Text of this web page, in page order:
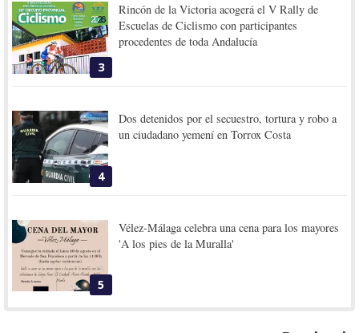
3
Rincón de la Victoria acogerá el V Rally de
Escuelas de Ciclismo con participantes
procedentes de toda Andalucía
4
Dos detenidos por el secuestro, tortura y robo a
un ciudadano yemení en Torrox Costa
5
Vélez-Málaga celebra una cena para los mayores
'A los pies de la Muralla'